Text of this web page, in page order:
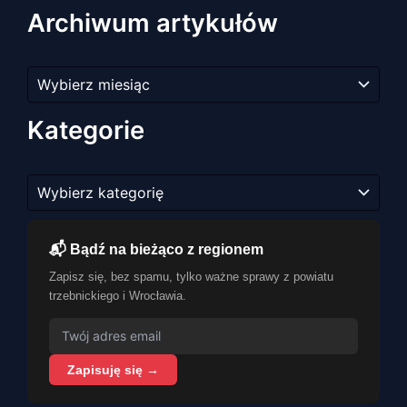
Archiwum artykułów
artykułów
Kategorie
📬 Bądź na bieżąco z regionem
Zapisz się, bez spamu, tylko ważne sprawy z powiatu
trzebnickiego i Wrocławia.
Zapisuję się →